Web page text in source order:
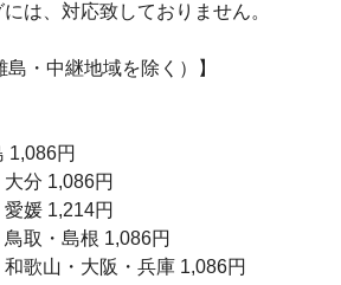
は、対応致しておりません。
島・中継地域を除く）】
1,086円
分 1,086円
媛 1,214円
取・島根 1,086円
歌山・大阪・兵庫 1,086円